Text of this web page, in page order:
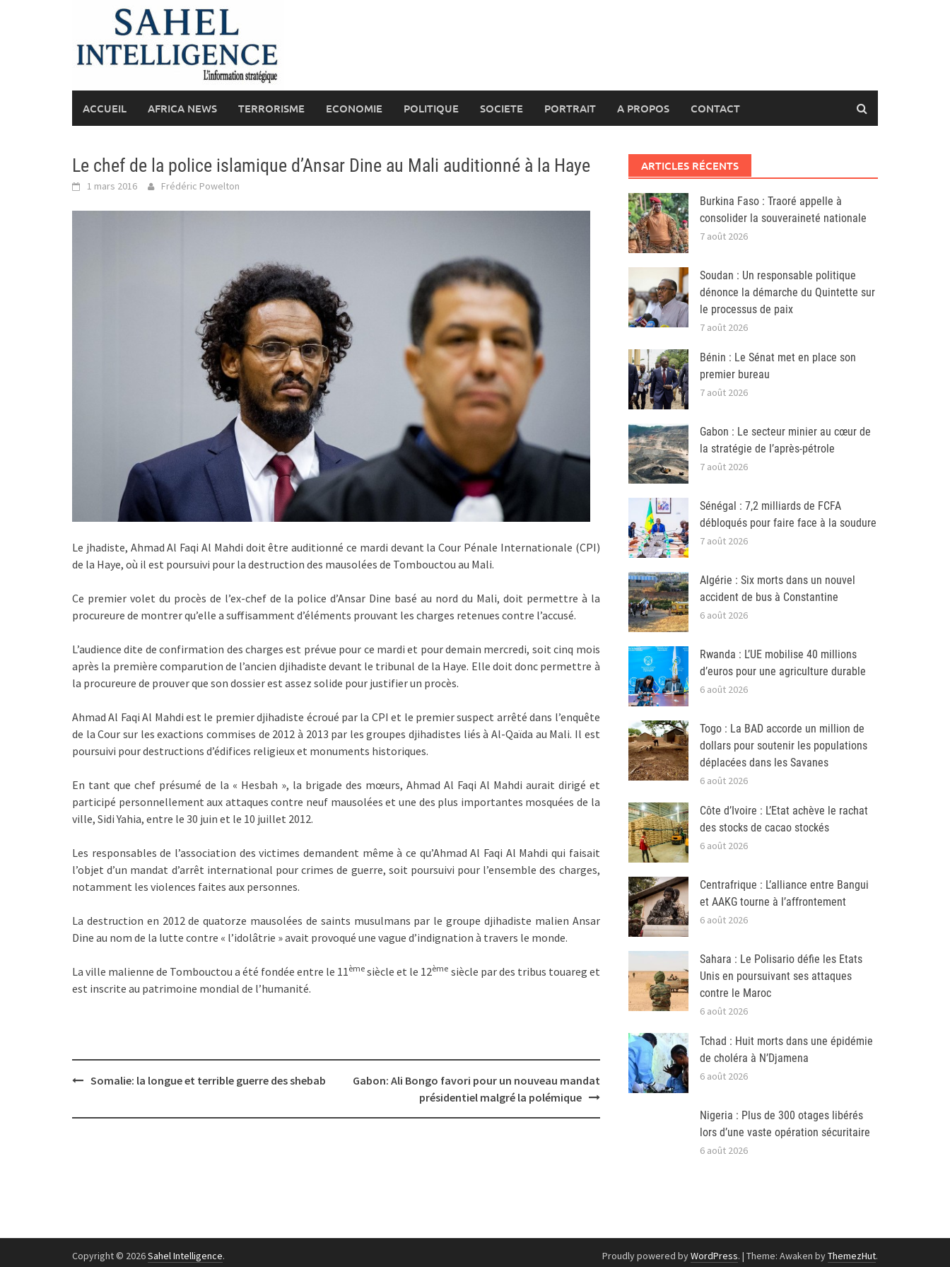
ACCUEIL AFRICA NEWS TERRORISME ECONOMIE POLITIQUE SOCIETE PORTRAIT A PROPOS CONTACT
Le chef de la police islamique d’Ansar Dine au Mali auditionné à la Haye
1 mars 2016 Frédéric Powelton
Le jhadiste, Ahmad Al Faqi Al Mahdi doit être auditionné ce mardi devant la Cour Pénale Internationale (CPI)
de la Haye, où il est poursuivi pour la destruction des mausolées de Tombouctou au Mali.
Ce premier volet du procès de l’ex-chef de la police d’Ansar Dine basé au nord du Mali, doit permettre à la
procureure de montrer qu’elle a suffisamment d’éléments prouvant les charges retenues contre l’accusé.
L’audience dite de confirmation des charges est prévue pour ce mardi et pour demain mercredi, soit cinq mois
après la première comparution de l’ancien djihadiste devant le tribunal de la Haye. Elle doit donc permettre à
la procureure de prouver que son dossier est assez solide pour justifier un procès.
Ahmad Al Faqi Al Mahdi est le premier djihadiste écroué par la CPI et le premier suspect arrêté dans l’enquête
de la Cour sur les exactions commises de 2012 à 2013 par les groupes djihadistes liés à Al-Qaïda au Mali. Il est
poursuivi pour destructions d’édifices religieux et monuments historiques.
En tant que chef présumé de la « Hesbah », la brigade des mœurs, Ahmad Al Faqi Al Mahdi aurait dirigé et
participé personnellement aux attaques contre neuf mausolées et une des plus importantes mosquées de la
ville, Sidi Yahia, entre le 30 juin et le 10 juillet 2012.
Les responsables de l’association des victimes demandent même à ce qu’Ahmad Al Faqi Al Mahdi qui faisait
l’objet d’un mandat d’arrêt international pour crimes de guerre, soit poursuivi pour l’ensemble des charges,
notamment les violences faites aux personnes.
La destruction en 2012 de quatorze mausolées de saints musulmans par le groupe djihadiste malien Ansar
Dine au nom de la lutte contre « l’idolâtrie » avait provoqué une vague d’indignation à travers le monde.
La ville malienne de Tombouctou a été fondée entre le 11 ème siècle et le 12ème siècle par des tribus touareg et
est inscrite au patrimoine mondial de l’humanité.
PostSomalie: la longue et terrible guerre des shebab
Gabon: Ali Bongo favori pour un nouveau mandat
présidentiel malgré la polémique
ARTICLES RÉCENTS
Burkina Faso : Traoré appelle à
consolider la souveraineté nationale
7 août 2026
Soudan : Un responsable politique
dénonce la démarche du Quintette sur
le processus de paix
7 août 2026
Bénin : Le Sénat met en place son
premier bureau
7 août 2026
Gabon : Le secteur minier au cœur de
la stratégie de l’après-pétrole
7 août 2026
Sénégal : 7,2 milliards de FCFA
débloqués pour faire face à la soudure
7 août 2026
Algérie : Six morts dans un nouvel
accident de bus à Constantine
6 août 2026
Rwanda : L’UE mobilise 40 millions
d’euros pour une agriculture durable
6 août 2026
Togo : La BAD accorde un million de
dollars pour soutenir les populations
déplacées dans les Savanes
6 août 2026
Côte d’Ivoire : L’Etat achève le rachat
des stocks de cacao stockés
6 août 2026
Centrafrique : L’alliance entre Bangui
et AAKG tourne à l’affrontement
6 août 2026
Sahara : Le Polisario défie les Etats
Unis en poursuivant ses attaques
contre le Maroc
6 août 2026
Tchad : Huit morts dans une épidémie
de choléra à N’Djamena
6 août 2026
Nigeria : Plus de 300 otages libérés
lors d’une vaste opération sécuritaire
6 août 2026
Copyright © 2026Sahel Intelligence. Proudly powered byWordPress. | Theme: Awaken byThemezHut.